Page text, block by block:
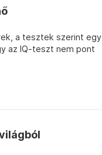
a tesztek szerint egy
az IQ-teszt nem pont